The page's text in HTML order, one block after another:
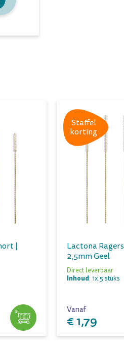
|
Staffel
korting
Lactona
2,5mm Geel
Direct leverbaar
Inhoud: 1x 5 stuks
Vanaf
€ 1,79